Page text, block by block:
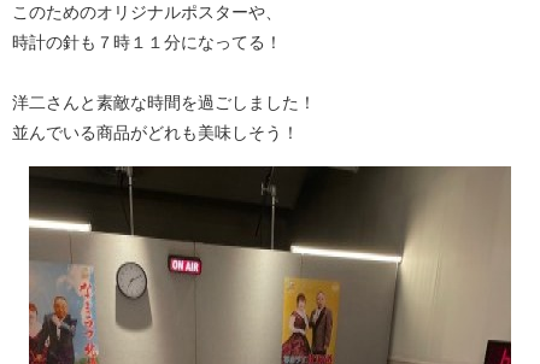
このためのオリジナルポスターや、
時計の針も７時１１分になってる！
洋二さんと素敵な時間を過ごしました！
並んでいる商品がどれも美味しそう！